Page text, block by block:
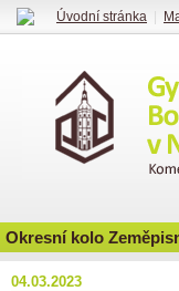
Okresní kolo
04.03.2023
Úvodní stránka